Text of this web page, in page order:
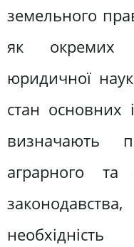
земельного
як окремих
юридичної
стан основних
визначають
аграрного